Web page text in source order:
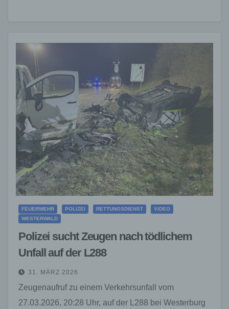
FEUERWEHR POLIZEI RETTUNGSDIENST
VIDEO
WESTERWALD
Polizei sucht Zeugen nach tödlichem
Unfall auf der L288
31. MÄRZ 2026
Zeugenaufruf zu einem Verkehrsunfall vom
27.03.2026, 20:28 Uhr, auf der L288 bei Westerburg